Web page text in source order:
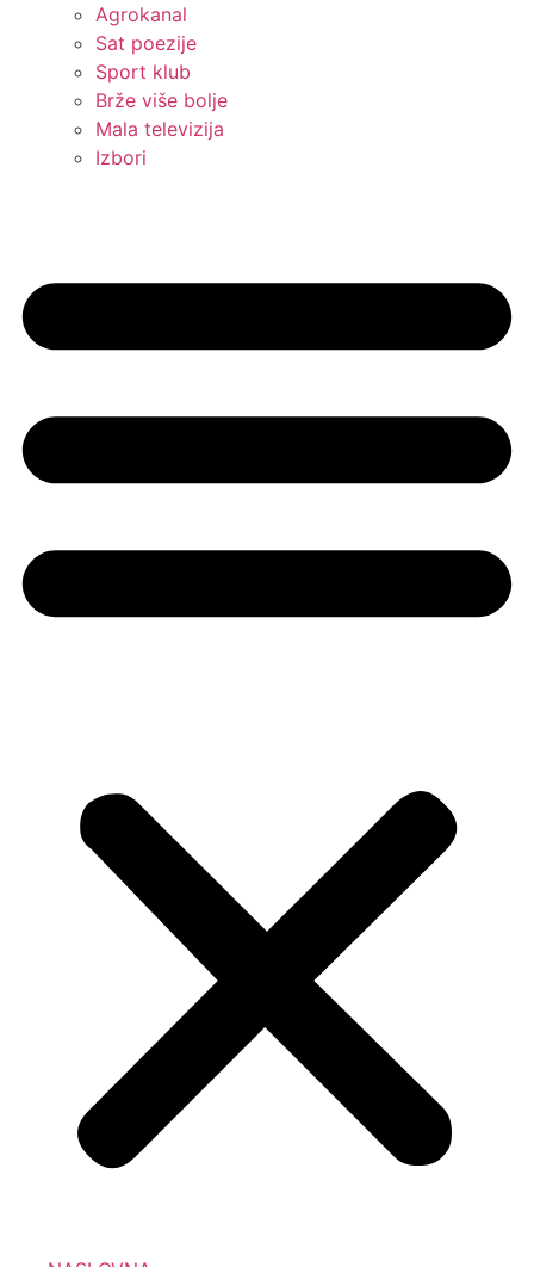
Agrokanal
Sat poezije
Sport klub
Brže više bolje
Mala televizija
Izbori